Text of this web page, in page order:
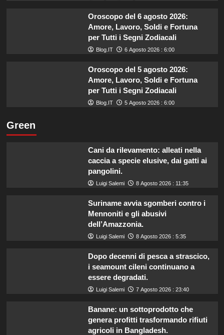
Oroscopo del 6 agosto 2026:
Amore, Lavoro, Soldi e Fortuna
per Tutti i Segni Zodiacali
Blog.IT 6 Agosto 2026 : 6:00
Oroscopo del 5 agosto 2026:
Amore, Lavoro, Soldi e Fortuna
per Tutti i Segni Zodiacali
Blog.IT 5 Agosto 2026 : 6:00
Green
Cani da rilevamento: alleati nella
caccia a specie elusive, dai gatti ai
pangolini.
Luigi Salemi 8 Agosto 2026 : 11:35
Suriname avvia sgomberi contro i
Mennoniti e gli abusivi
dell’Amazzonia.
Luigi Salemi 8 Agosto 2026 : 5:35
Dopo decenni di pesca a strascico,
i seamount cileni continuano a
essere degradati.
Luigi Salemi 7 Agosto 2026 : 23:40
Banane: un sottoprodotto che
genera profitti trasformando rifiuti
agricoli in Bangladesh.